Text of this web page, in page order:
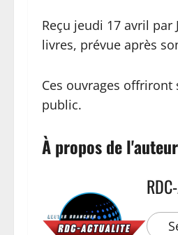
Reçu jeudi 17 avril
livres, prévue après
Ces ouvrages
public.
À propos de l'auteur